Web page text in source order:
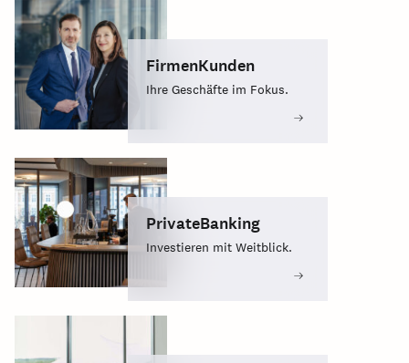
FirmenKunden
Ihre Geschäfte im Fokus.
PrivateBanking
Investieren mit Weitblick.